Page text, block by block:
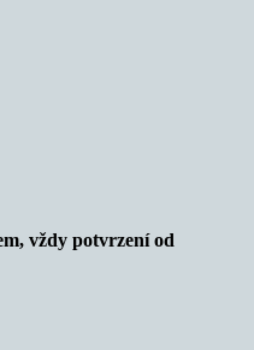
vždy potvrzení od